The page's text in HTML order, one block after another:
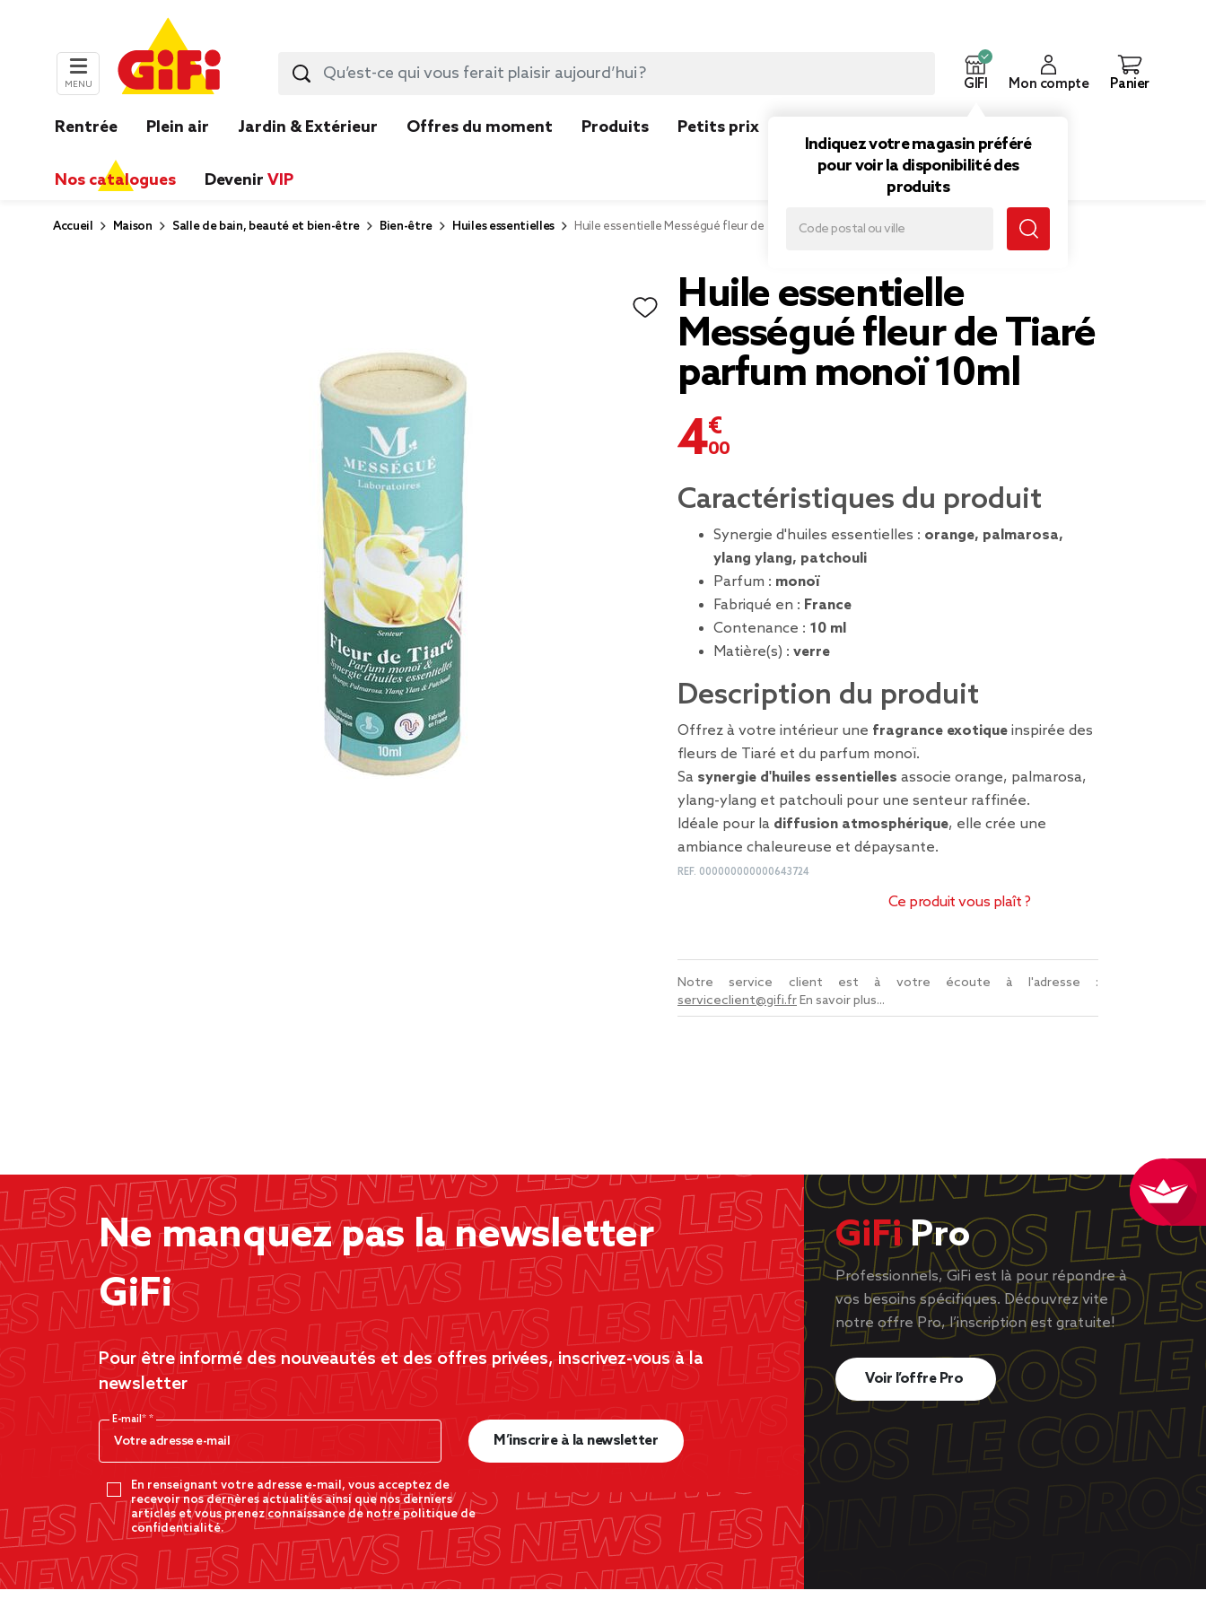
MENU GIFI
Indiquez votre magasin préféré
pour voir la disponibilité des
produits
Mon compte Panier
Rentrée Plein air Jardin & Extérieur Offres du moment Produits Petits prix
Nos catalogues Devenir VIP
Accueil Maison Salle de bain, beauté et bien-être Bien-être Huiles essentielles Huile essentielle Mességué fleur de Tiaré parfum monoï 10ml
Huile essentielle
Mességué fleur de Tiaré
parfum monoï 10ml
4,00 €
Caractéristiques du produit
Synergie d'huiles essentielles : orange, palmarosa,
ylang ylang, patchouli
Parfum : monoï
Fabriqué en : France
Contenance : 10 ml
Matière(s) : verre
Description du produit
Offrez à votre intérieur une fragrance exotique inspirée des
fleurs de Tiaré et du parfum monoï.
Sa synergie d'huiles essentielles associe orange, palmarosa,
ylang-ylang et patchouli pour une senteur raffinée.
Idéale pour la diffusion atmosphérique, elle crée une
ambiance chaleureuse et dépaysante.
REF. 000000000000643724
Ce produit vous plaît ?
Notre service client est à votre écoute à l'adresse :
serviceclient@gifi.frEn savoir plus...
Ne manquez pas la newsletter
GiFi
Pour être informé des nouveautés et des offres privées, inscrivez-vous à la
newsletter
E-mail*
En renseignant votre adresse e-mail, vous acceptez de
recevoir nos dernères actualités ainsi que nos derniers
articles et vous prenez connaissance de notre politique de
confidentialité.
M’inscrire à la newsletter
GiFiPro
Professionnels, GiFi est là pour répondre à
vos besoins spécifiques. Découvrez vite
notre offre Pro, l’inscription est gratuite!
Voir l’offre Pro